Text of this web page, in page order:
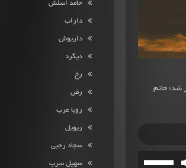
شد؛ حاتم
حامد اسلش
داراب
داریوش
دیگرد
رخ
رض
رویا عرب
ریویل
سجاد رجبی
سهیل سرب